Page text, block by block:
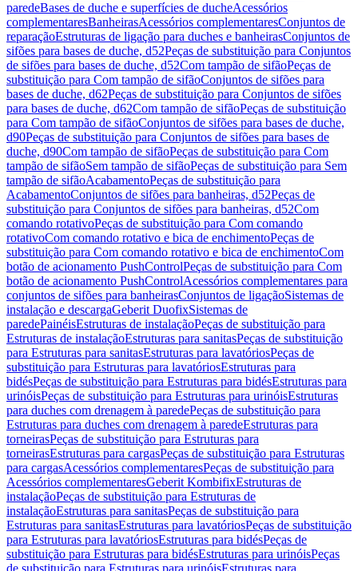
paredeBases de duche e superfícies de ducheAcessórios
complementaresBanheirasAcessórios complementaresConjuntos de
reparaçãoEstruturas de ligação para duches e banheirasConjuntos de
sifões para bases de duche, d52Peças de substituição para Conjuntos
de sifões para bases de duche, d52Com tampão de sifãoPeças de
substituição para Com tampão de sifãoConjuntos de sifões para
bases de duche, d62Peças de substituição para Conjuntos de sifões
para bases de duche, d62Com tampão de sifãoPeças de substituição
para Com tampão de sifãoConjuntos de sifões para bases de duche,
d90Peças de substituição para Conjuntos de sifões para bases de
duche, d90Com tampão de sifãoPeças de substituição para Com
tampão de sifãoSem tampão de sifãoPeças de substituição para Sem
tampão de sifãoAcabamentoPeças de substituição para
AcabamentoConjuntos de sifões para banheiras, d52Peças de
substituição para Conjuntos de sifões para banheiras, d52Com
comando rotativoPeças de substituição para Com comando
rotativoCom comando rotativo e bica de enchimentoPeças de
substituição para Com comando rotativo e bica de enchimentoCom
botão de acionamento PushControlPeças de substituição para Com
botão de acionamento PushControlAcessórios complementares para
conjuntos de sifões para banheirasConjuntos de ligaçãoSistemas de
instalação e descargaGeberit DuofixSistemas de
paredePainéisEstruturas de instalaçãoPeças de substituição para
Estruturas de instalaçãoEstruturas para sanitasPeças de substituição
para Estruturas para sanitasEstruturas para lavatóriosPeças de
substituição para Estruturas para lavatóriosEstruturas para
bidésPeças de substituição para Estruturas para bidésEstruturas para
urinóisPeças de substituição para Estruturas para urinóisEstruturas
para duches com drenagem à paredePeças de substituição para
Estruturas para duches com drenagem à paredeEstruturas para
torneirasPeças de substituição para Estruturas para
torneirasEstruturas para cargasPeças de substituição para Estruturas
para cargasAcessórios complementaresPeças de substituição para
Acessórios complementaresGeberit KombifixEstruturas de
instalaçãoPeças de substituição para Estruturas de
instalaçãoEstruturas para sanitasPeças de substituição para
Estruturas para sanitasEstruturas para lavatóriosPeças de substituição
para Estruturas para lavatóriosEstruturas para bidésPeças de
substituição para Estruturas para bidésEstruturas para urinóisPeças
de substituição para Estruturas para urinóisEstruturas para